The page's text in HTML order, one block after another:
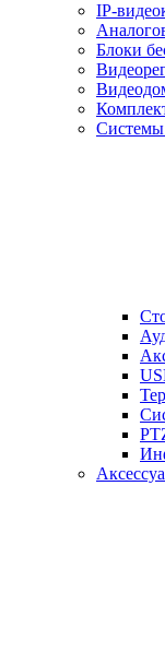
IP-
Блоки